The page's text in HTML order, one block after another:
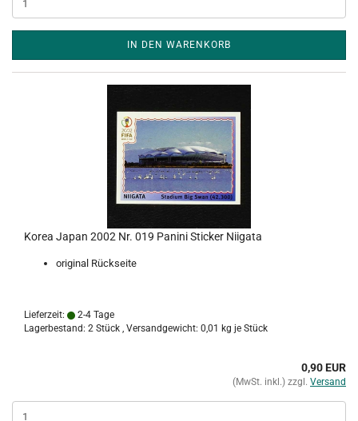
IN DEN WARENKORB
Korea Japan 2002 Nr. 019 Panini Sticker Niigata
original Rückseite
Lieferzeit:
2-4 Tage
Lagerbestand: 2 Stück , Versandgewicht: 0,01 kg je Stück
0,90 EUR
(MwSt. inkl.) zzgl. Versand